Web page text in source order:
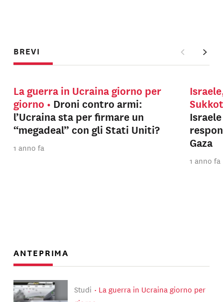
BREVI
La guerra in Ucraina giorno per
giorno
Droni contro armi:
l’Ucraina sta per firmare un
“megadeal” con gli Stati Uniti?
1 anno fa
Gaza
1 anno fa
ANTEPRIMA
Studi
La guerra in Ucraina giorno per